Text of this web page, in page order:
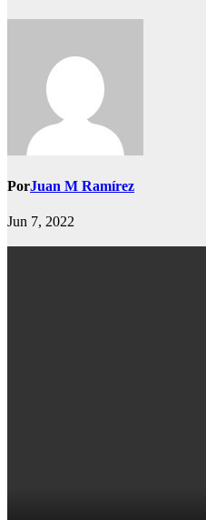
PorJuan M Ramírez
Jun 7, 2022